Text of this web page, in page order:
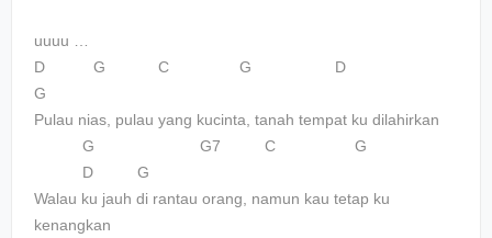
uuuu …
D G C G D
G
Pulau nias, pulau yang kucinta, tanah tempat ku dilahirkan
G G7 C G
D G
Walau ku jauh di rantau orang, namun kau tetap ku
kenangkan